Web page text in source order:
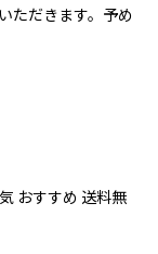
ただきます。予め
おすすめ 送料無